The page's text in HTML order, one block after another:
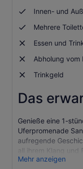
Innen- und
Mehrere
Essen und
Abholung vom
Trinkgeld
Das
Genieße eine 1-
Uferpromenade
aufregende
all ihrem Klang und
Diese
Mehr anzeigen